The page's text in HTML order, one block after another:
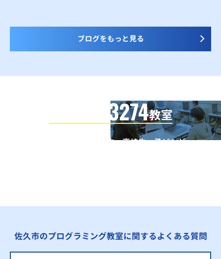
ブログをもっと見る
3274教室
全国の小学生・中学生・高校生・子どもが
佐久市のプログラミング教室に関するよくある質問